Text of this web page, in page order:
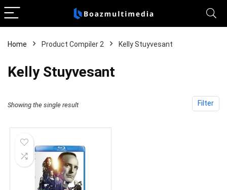
Home Product Compiler 2 Kelly Stuyvesant
Kelly Stuyvesant
Filter
Showing the single result